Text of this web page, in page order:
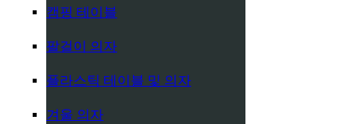
캠핑 테이블
팔걸이 의자
플라스틱 테이블 및 의자
겨울 의자